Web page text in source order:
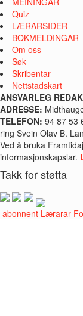
Quiz
LÆRARSIDER
BOKMELDINGAR
Om oss
Søk
Skribentar
Nettstadskart
ANSVARLEG
ADRESSE:
TELEFON: 94 87 53
ring Svein Olav B.
Ved å bruka
informasjonskapslar.
Takk for støtta
abonnent Lærarar